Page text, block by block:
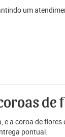
um
de
e a coroa de
pontual.